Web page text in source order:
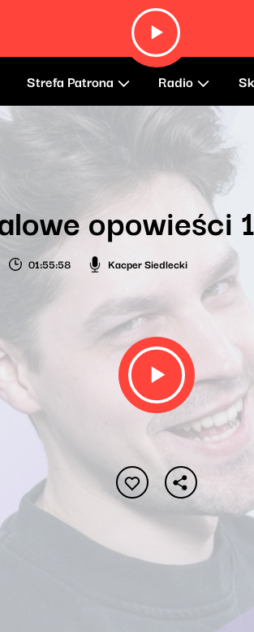
Strefa Patrona Radio
opowieści
01:55:58 Kacper Siedlecki